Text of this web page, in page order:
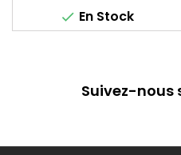
 En Stock
Suivez-nous